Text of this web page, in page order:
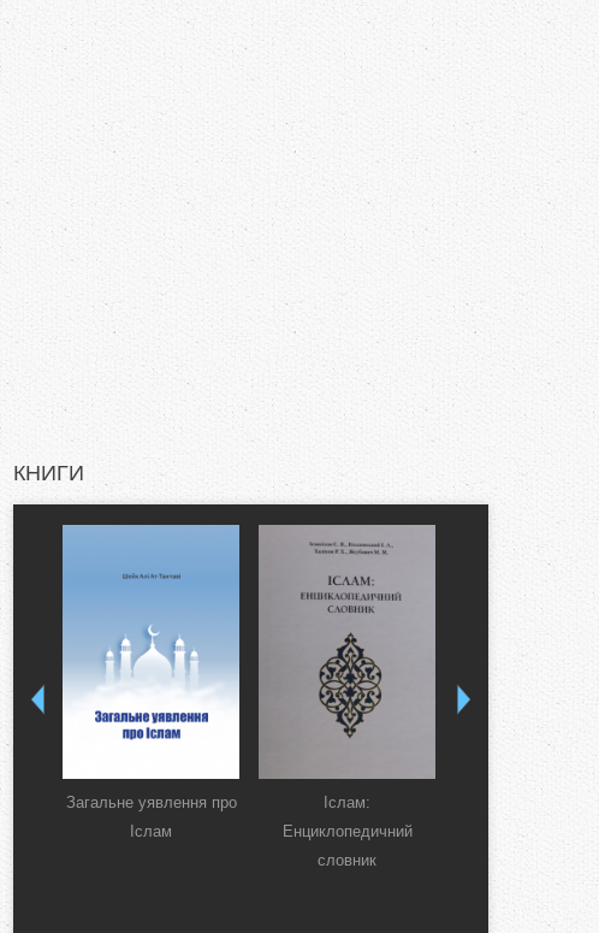
КНИГИ
Загальне уявлення про
Іслам
Іслам:
Енциклопедичний
словник
мовою